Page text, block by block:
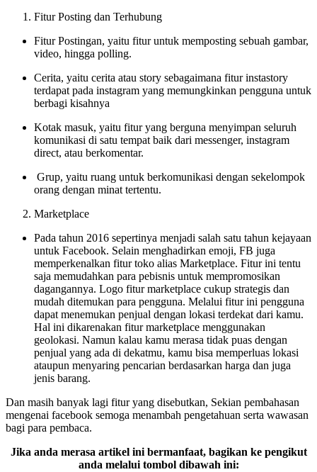
Fitur Posting dan Terhubung
Fitur Postingan, yaitu fitur untuk memposting sebuah gambar,
video, hingga polling.
Cerita, yaitu cerita atau story sebagaimana fitur instastory
terdapat pada instagram yang memungkinkan pengguna untuk
berbagi kisahnya
Kotak masuk, yaitu fitur yang berguna menyimpan seluruh
komunikasi di satu tempat baik dari messenger, instagram
direct, atau berkomentar.
Grup, yaitu ruang untuk berkomunikasi dengan sekelompok
orang dengan minat tertentu.
Marketplace
Pada tahun 2016 sepertinya menjadi salah satu tahun kejayaan
untuk Facebook. Selain menghadirkan emoji, FB juga
memperkenalkan fitur toko alias Marketplace. Fitur ini tentu
saja memudahkan para pebisnis untuk mempromosikan
dagangannya. Logo fitur marketplace cukup strategis dan
mudah ditemukan para pengguna. Melalui fitur ini pengguna
dapat menemukan penjual dengan lokasi terdekat dari kamu.
Hal ini dikarenakan fitur marketplace menggunakan
geolokasi. Namun kalau kamu merasa tidak puas dengan
penjual yang ada di dekatmu, kamu bisa memperluas lokasi
ataupun menyaring pencarian berdasarkan harga dan juga
jenis barang.
Dan masih banyak lagi fitur yang disebutkan, Sekian pembahasan
mengenai facebook semoga menambah pengetahuan serta wawasan
bagi para pembaca.
Jika anda merasa artikel ini bermanfaat, bagikan ke pengikut
anda melalui tombol dibawah ini: